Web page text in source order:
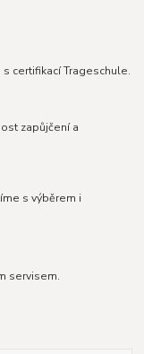
certifikací Trageschule.
zapůjčení a
s výběrem i
servisem.